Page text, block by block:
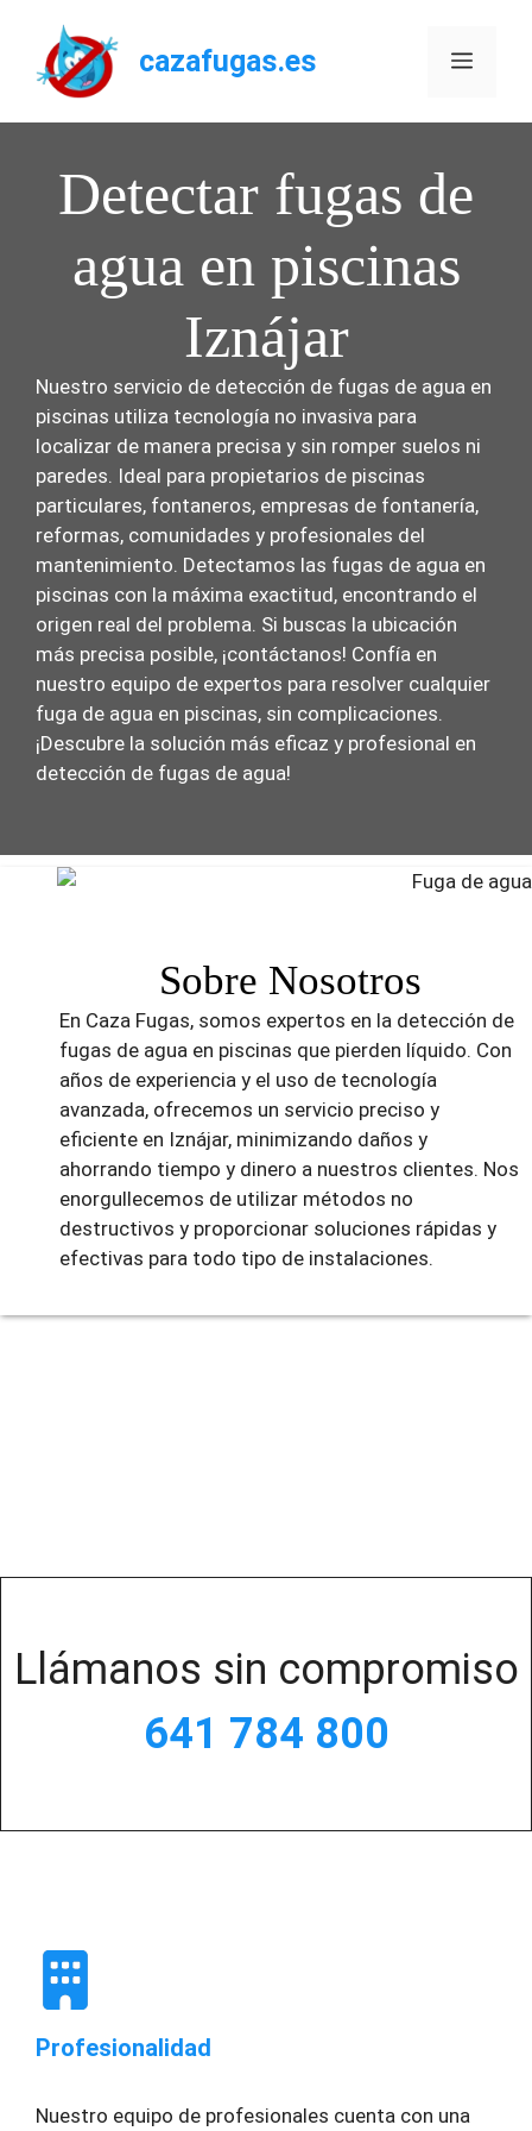
contenido
cazafugas.es Menú
Detectar fugas de
agua en piscinas
Iznájar
Nuestro servicio de detección de fugas de agua en
piscinas utiliza tecnología no invasiva para
localizar de manera precisa y sin romper suelos ni
paredes. Ideal para propietarios de piscinas
particulares, fontaneros, empresas de fontanería,
reformas, comunidades y profesionales del
mantenimiento. Detectamos las fugas de agua en
piscinas con la máxima exactitud, encontrando el
origen real del problema. Si buscas la ubicación
más precisa posible, ¡contáctanos! Confía en
nuestro equipo de expertos para resolver cualquier
fuga de agua en piscinas, sin complicaciones.
¡Descubre la solución más eficaz y profesional en
detección de fugas de agua!
Sobre Nosotros
En Caza Fugas, somos expertos en la detección de
fugas de agua en piscinas que pierden líquido. Con
años de experiencia y el uso de tecnología
avanzada, ofrecemos un servicio preciso y
eficiente en Iznájar, minimizando daños y
ahorrando tiempo y dinero a nuestros clientes. Nos
enorgullecemos de utilizar métodos no
destructivos y proporcionar soluciones rápidas y
efectivas para todo tipo de instalaciones.
Llámanos sin compromiso
641 784 800
Profesionalidad
Nuestro equipo de profesionales cuenta con una